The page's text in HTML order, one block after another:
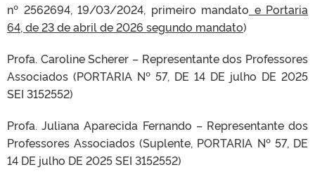
nº 2562694, 19/03/2024, primeiro mandato e Portaria
64, de 23 de abril de 2026 segundo mandato)
Profa. Caroline Scherer – Representante dos Professores
Associados (PORTARIA Nº 57, DE 14 DE julho DE 2025
SEI 3152552)
Profa. Juliana Aparecida Fernando – Representante dos
Professores Associados (Suplente, PORTARIA Nº 57, DE
14 DE julho DE 2025 SEI 3152552)